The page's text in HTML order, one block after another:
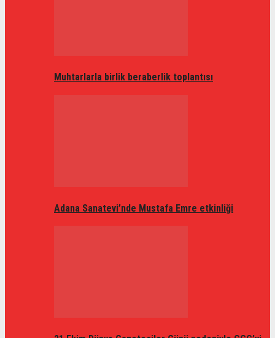
Muhtarlarla birlik beraberlik toplantısı
Adana Sanatevi’nde Mustafa Emre etkinliği